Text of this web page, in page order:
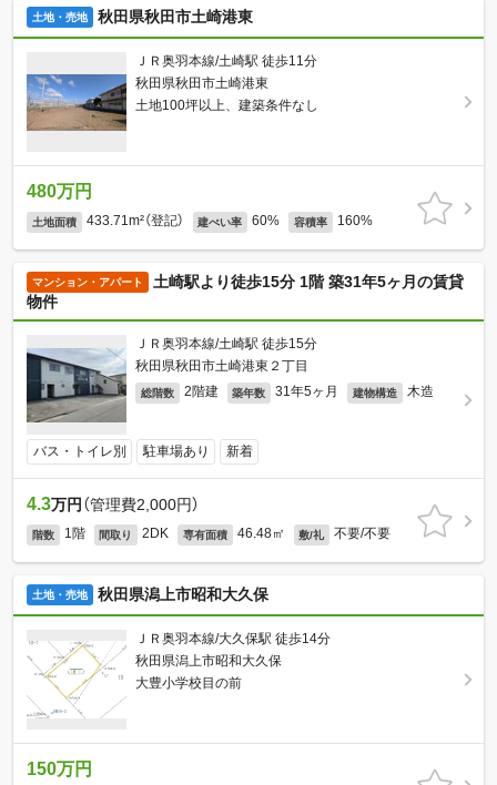
土地・売地 秋田県秋田市土崎港東
ＪＲ奥羽本線/土崎駅 徒歩11分
秋田県秋田市土崎港東
土地100坪以上、建築条件なし
480万円
土地面積 433.71m²（登記） 建ぺい率 60% 容積率 160%
マンション・アパート
土崎駅より徒歩15分 1階 築31年5ヶ月の賃貸
物件
ＪＲ奥羽本線/土崎駅 徒歩15分
秋田県秋田市土崎港東２丁目
総階数 2階建 築年数 31年5ヶ月 建物構造 木造
バス・トイレ別 駐車場あり 新着
4.3万円 （管理費2,000円）
階数 1階 間取り 2DK 専有面積 46.48㎡ 敷/礼 不要/不要
土地・売地 秋田県潟上市昭和大久保
ＪＲ奥羽本線/大久保駅 徒歩14分
秋田県潟上市昭和大久保
大豊小学校目の前
150万円